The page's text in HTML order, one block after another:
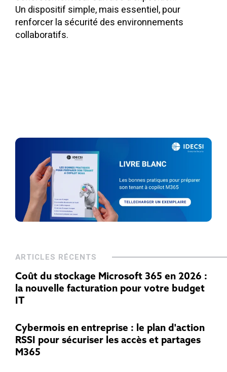
Un dispositif simple, mais essentiel, pour
renforcer la sécurité des environnements
collaboratifs.
ARTICLES RÉCENTS
Coût du stockage Microsoft 365 en 2026 :
la nouvelle facturation pour votre budget
IT
Cybermois en entreprise : le plan d'action
RSSI pour sécuriser les accès et partages
M365